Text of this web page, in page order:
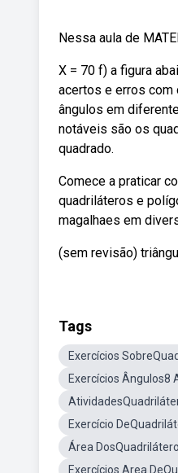
Nessa aula de
X = 70 f) a figura
acertos e erros
ângulos em
notáveis são os
quadrado.
Comece a praticar
quadriláteros e
magalhaes em
(sem revisão)
Tags
Exercícios
Exercícios Ângulos8
Exercício
Área
Exercícios Area